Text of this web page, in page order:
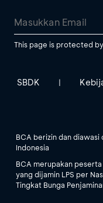
This page is protected
SBDK |
BCA berizin dan diawasi
Indonesia
BCA merupakan peserta
yang dijamin LPS per
Tingkat Bunga